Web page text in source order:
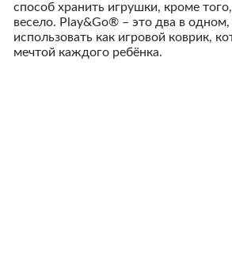
способ хранить игрушки, кроме
весело. Play&Go® – это два в
использовать как игровой коврик,
мечтой каждого ребёнка.